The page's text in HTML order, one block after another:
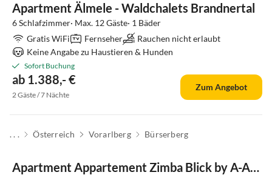
Apartment Älmele - Waldchalets Brandnertal
6 Schlafzimmer· Max. 12 Gäste· 1 Bäder
Gratis WiFi
Fernseher
Rauchen nicht erlaubt
Keine Angabe zu Haustieren & Hunden
Sofort Buchung
ab 1.388,- €
2 Gäste / 7 Nächte
Zum Angebot
. . . Österreich Vorarlberg Bürserberg
Apartment Appartement Zimba Blick by A-Appartments